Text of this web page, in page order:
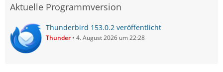
Aktuelle Programmversion
Thunderbird 153.0.2 veröffentlicht
Thunder 4. August 2026 um 22:28